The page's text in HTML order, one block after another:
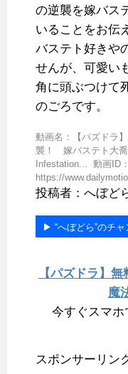
の逆襲を嫁バス
いることをお伝
バステト好きや
せんが、可愛い
角に頭ぶつけて
のごろです。
動画名：【パズドラ
襲！ 嫁バステト大喬
Infestation... 動画ID
https://
投稿者：へぼど
▶︎ “へぼどら”のチ
【パズドラ】
魔
今すぐスマ
スポンサーリン